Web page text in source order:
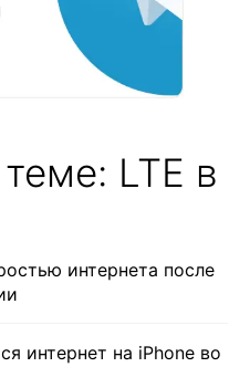
LTE в
интернета после
интернет на iPhone во